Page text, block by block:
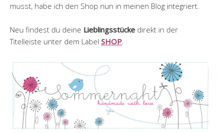
musst, habe ich den Shop nun in meinen Blog integriert.
Neu findest du deine Lieblingsstücke direkt in der
Titelleiste unter dem Label SHOP